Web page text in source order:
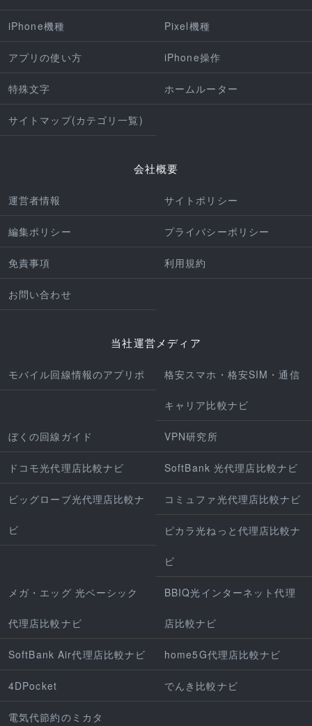
iPhone機種 Pixel機種
アプリの使い方 iPhone操作
特殊文字 ホームルーター
サイトマップ(カテゴリ一覧)
会社概要
運営者情報 サイトポリシー
編集ポリシー プライバシーポリシー
免責事項 利用規約
お問い合わせ
当社運営メディア
モバイル回線情報のアプリポ 格安スマホ・格安SIM・通信
キャリア比較ナビ
ぼくの回線ガイド VPN研究所
ドコモ光代理店比較ナビ SoftBank 光代理店比較ナビ
ビッグローブ光代理店比較ナ
ビ
コミュファ光代理店比較ナビ
ピカラ光ねっと代理店比較ナ
ビ
メガ・エッグ 光ベーシック
代理店比較ナビ
BBIQ光インターネット代理
店比較ナビ
SoftBank Air代理店比較ナビ home5G代理店比較ナビ
4DPocket でんき比較ナビ
電気代節約のミカタ